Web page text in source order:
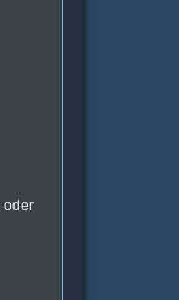
oder